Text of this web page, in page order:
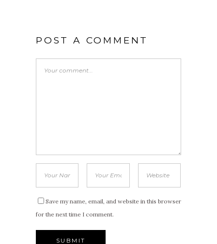
POST A COMMENT
Save my name, email, and website in this browser
for the next time I comment.